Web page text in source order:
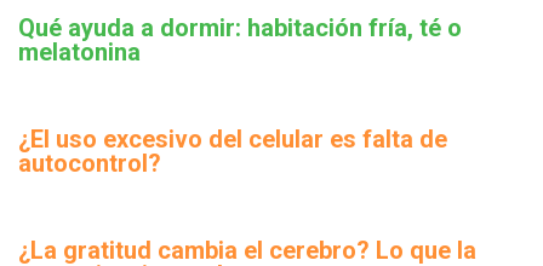
Qué ayuda a dormir: habitación fría, té o
melatonina
¿El uso excesivo del celular es falta de
autocontrol?
¿La gratitud cambia el cerebro? Lo que la